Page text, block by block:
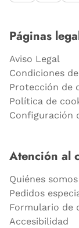
Páginas
Aviso Legal
Condiciones
Protección de
Política de
Configuración
Atención al
Quiénes somos
Pedidos
Formulario de
Accesibilidad